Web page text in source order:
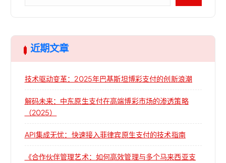
近期文章
技术驱动变革：2025年巴基斯坦博彩支付的创新浪潮
解码未来：中东原生支付在高端博彩市场的渗透策略
（2025）
API集成无忧：快速接入菲律宾原生支付的技术指南
《合作伙伴管理艺术：如何高效管理与多个马来西亚支